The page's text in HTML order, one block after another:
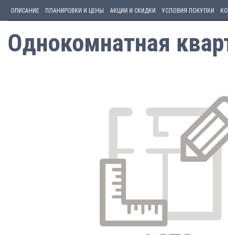
ОПИСАНИЕ ПЛАНИРОВКИ И ЦЕНЫ АКЦИИ И СКИДКИ УСЛОВИЯ ПОКУПКИ
Однокомнатная